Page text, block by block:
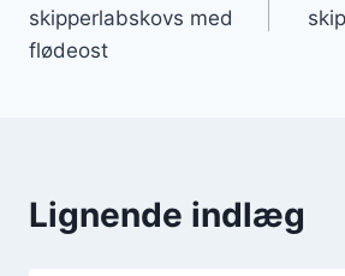
skipperlabskovs med
flødeost
Lignende indlæg